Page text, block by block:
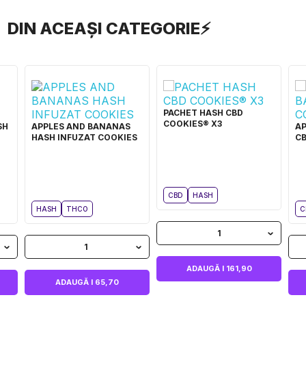
DIN ACEAȘI CATEGORIE⚡
APPLES AND BANANAS
HASH INFUZAT COOKIES
HASH THCO
1
ADAUGĂ I 65,70
PACHET HASH CBD
COOKIES® X3
CBD HASH
1
ADAUGĂ I 161,90